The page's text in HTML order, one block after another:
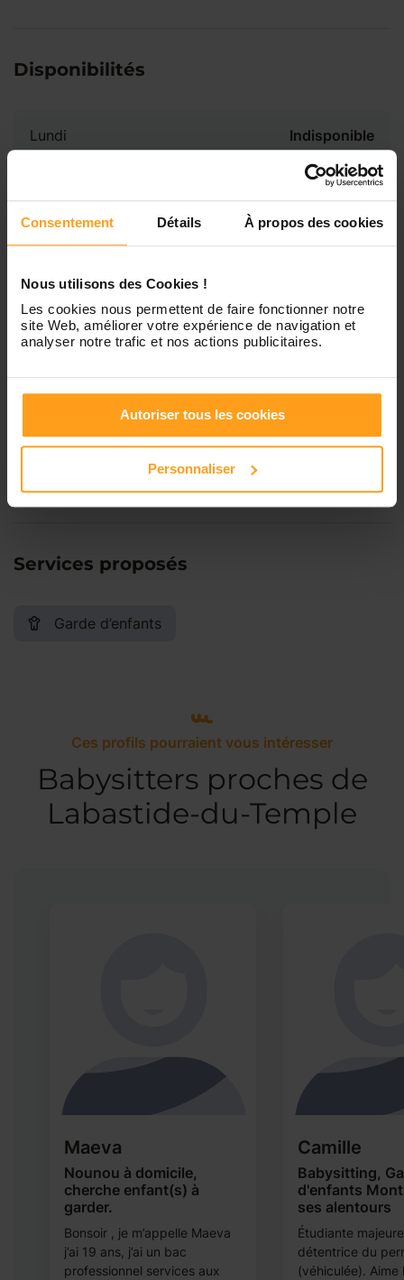
Consentement Détails À propos des cookies
Nous utilisons des Cookies !
Les cookies nous permettent de faire fonctionner notre
site Web, améliorer votre expérience de navigation et
analyser notre trafic et nos actions publicitaires.
Autoriser tous les cookies
Personnaliser
Disponibilités
Lundi Indisponible
Disponible de 00:00 à 00:00
Mercredi
Jeudi Disponible de 00:00 à 00:00
Disponible de 00:00 à 00:00
Disponible de 00:00 à 00:00
disponibilités de Marie ?
Contactez-nous
Services proposés
Garde d’enfants
Ces profils pourraient vous intéresser
Babysitters proches de
Labastide-du-Temple
Maeva
Nounou à domicile,
cherche enfant(s) à
garder.
Bonsoir , je m’appelle Maeva
j’ai 19 ans, j’ai un bac
professionnel services aux
Camille
Babysitting,
d'enfants
ses alentours
Étudiante
détentrice du
(véhiculée). Aime